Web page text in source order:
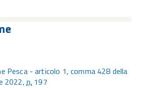
Pesca - articolo 1, comma 428 della
2022,n. 197